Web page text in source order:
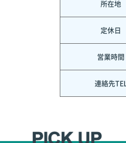
所在地
定休日
営業時間
連絡先